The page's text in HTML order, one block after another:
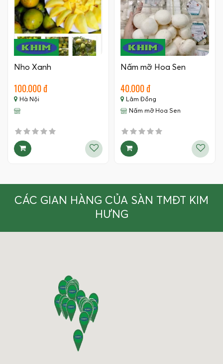
Nho Xanh
100.000 đ
Hà Nội
Nấm mỡ Hoa Sen
40.000 đ
Lâm Đồng
Nấm mỡ Hoa Sen
CÁC GIAN HÀNG CỦA SÀN TMĐT KIM
HƯNG